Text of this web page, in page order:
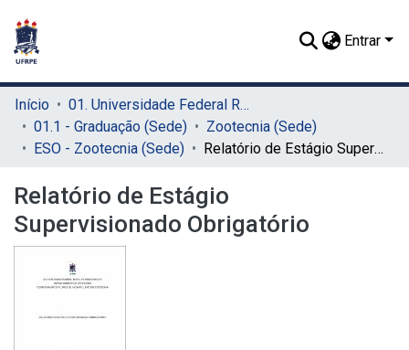
Entrar
Início
01. Universidade Federal Rural de Pernambuco - UFRPE (Sede)
01.1 - Graduação (Sede)
Zootecnia (Sede)
ESO - Zootecnia (Sede)
Relatório de Estágio Supervisionado Obrigatório
Relatório de Estágio
Supervisionado Obrigatório